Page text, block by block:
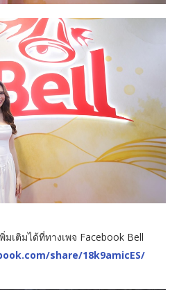
เติมได้ที่ทางเพจ Facebook Bell
share/18k9amicES/